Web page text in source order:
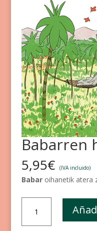
Babarren
5,95€ (IVA incluido)
Babaroihanetik atera
historia
cantidad